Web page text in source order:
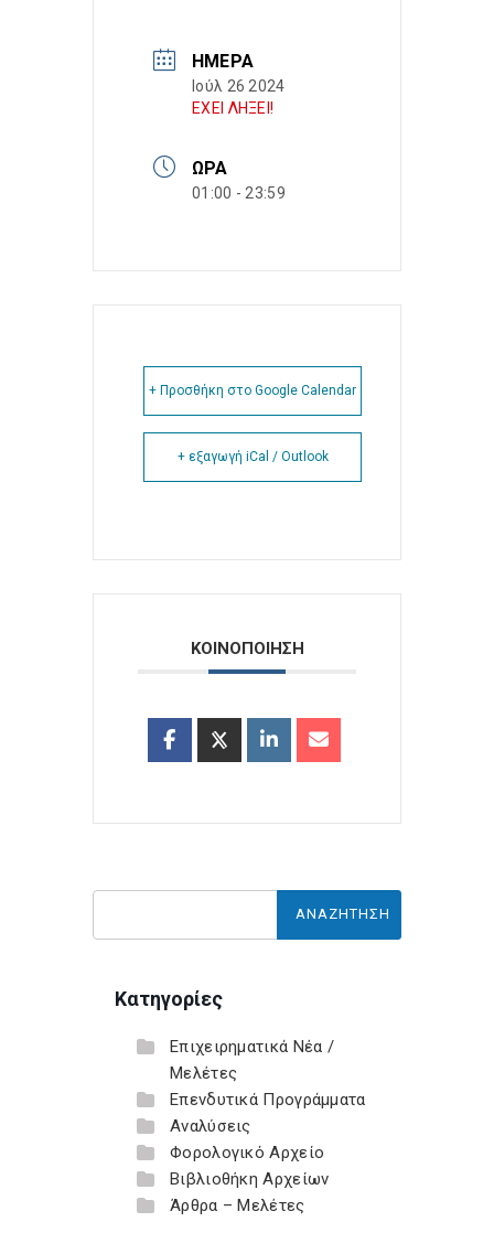
ΗΜΈΡΑ
Ιούλ 26 2024
ΕΧΕΙ ΛΗΞΕΙ!
ΏΡΑ
01:00 - 23:59
+ Προσθήκη στο Google Calendar
+ εξαγωγή iCal / Outlook
ΚΟΙΝΟΠΟΙΗΣΗ
Κατηγορίες
Επιχειρηματικά Νέα /
Μελέτες
Επενδυτικά Προγράμματα
Αναλύσεις
Φορολογικό Αρχείο
Βιβλιοθήκη Αρχείων
Άρθρα – Μελέτες